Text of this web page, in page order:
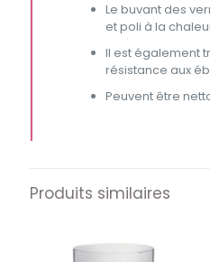
Le buvant des
et poli à la
Il est également
résistance aux
Peuvent être
Produits similaires